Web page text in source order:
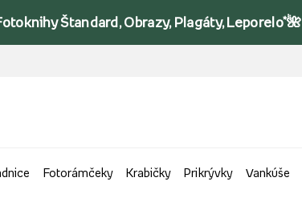
Štandard, Obrazy, Plagáty, Leporelo*🌺
Fotorámčeky Krabičky Prikrývky Vankúše